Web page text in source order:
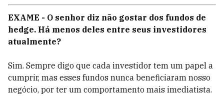
EXAME - O senhor diz não gostar dos fundos de
hedge. Há menos deles entre seus investidores
atualmente?
Sim. Sempre digo que cada investidor tem um papel a
cumprir, mas esses fundos nunca beneficiaram nosso
negócio, por ter um comportamento mais imediatista.